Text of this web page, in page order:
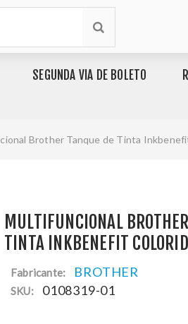
SEGUNDA VIA DE BOLETO
Brother Tanque de Tinta
MULTIFUNCIONAL
TINTA INKBENEFIT
Fabricante: BROTHER
SKU: 0108319-01